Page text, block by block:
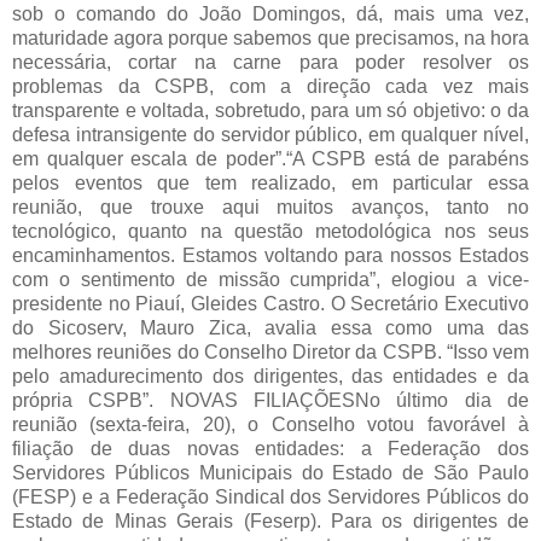
sob o comando do João Domingos, dá, mais uma vez,
maturidade agora porque sabemos que precisamos, na hora
necessária, cortar na carne para poder resolver os
problemas da CSPB, com a direção cada vez mais
transparente e voltada, sobretudo, para um só objetivo: o da
defesa intransigente do servidor público, em qualquer nível,
em qualquer escala de poder”.“A CSPB está de parabéns
pelos eventos que tem realizado, em particular essa
reunião, que trouxe aqui muitos avanços, tanto no
tecnológico, quanto na questão metodológica nos seus
encaminhamentos. Estamos voltando para nossos Estados
com o sentimento de missão cumprida”, elogiou a vice-
presidente no Piauí, Gleides Castro. O Secretário Executivo
do Sicoserv, Mauro Zica, avalia essa como uma das
melhores reuniões do Conselho Diretor da CSPB. “Isso vem
pelo amadurecimento dos dirigentes, das entidades e da
própria CSPB”. NOVAS FILIAÇÕESNo último dia de
reunião (sexta-feira, 20), o Conselho votou favorável à
filiação de duas novas entidades: a Federação dos
Servidores Públicos Municipais do Estado de São Paulo
(FESP) e a Federação Sindical dos Servidores Públicos do
Estado de Minas Gerais (Feserp). Para os dirigentes de